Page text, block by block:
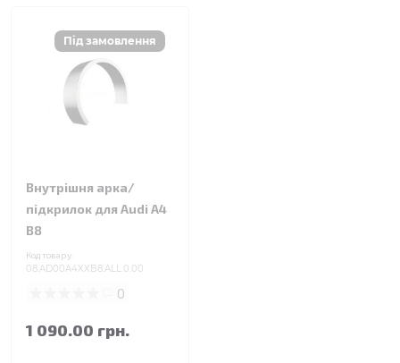
Внутрішня арка/
підкрилок для Audi A4
B8
Код товару:
08.AD00A4XXB8.ALL.0.00
0
1 090.00 грн.